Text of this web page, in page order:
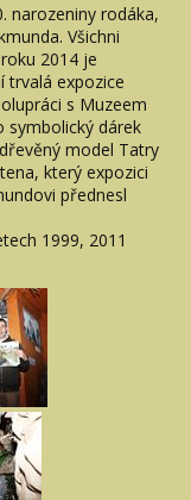
narozeniny rodáka,
Všichni
2014 je
trvalá expozice
s Muzeem
symbolický dárek
model Tatry
který expozici
přednesl
1999, 2011